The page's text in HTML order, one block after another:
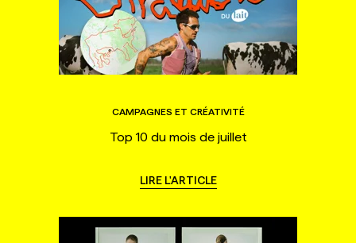
CAMPAGNES ET CRÉATIVITÉ
Top 10 du mois de juillet
LIRE L'ARTICLE